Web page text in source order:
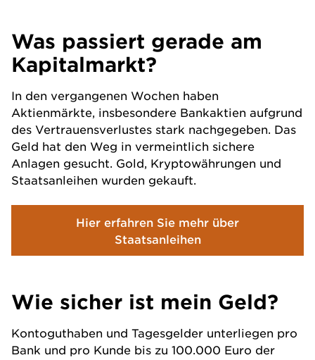
Was passiert gerade am
Kapitalmarkt?
In den vergangenen Wochen haben
Aktienmärkte, insbesondere Bankaktien aufgrund
des Vertrauensverlustes stark nachgegeben. Das
Geld hat den Weg in vermeintlich sichere
Anlagen gesucht. Gold, Kryptowährungen und
Staatsanleihen wurden gekauft.
Hier erfahren Sie mehr über
Staatsanleihen
Wie sicher ist mein Geld?
Kontoguthaben und Tagesgelder unterliegen pro
Bank und pro Kunde bis zu 100.000 Euro der